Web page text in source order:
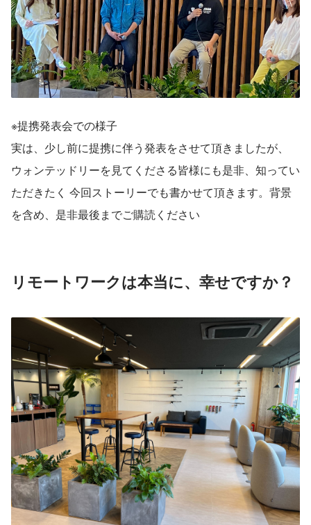
※提携発表会での様子
実は、少し前に提携に伴う発表をさせて頂きましたが、
ウォンテッドリーを見てくださる皆様にも是非、知ってい
ただきたく 今回ストーリーでも書かせて頂きます。背景
を含め、是非最後までご購読ください
リモートワークは本当に、幸せですか？